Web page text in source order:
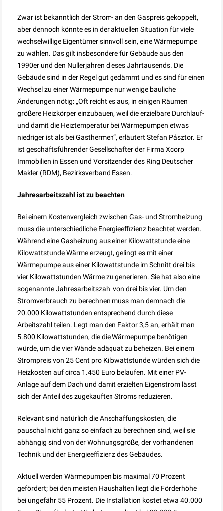
Zwar ist bekanntlich der Strom- an den Gaspreis gekoppelt,
aber dennoch könnte es in der aktuellen Situation für viele
wechselwillige Eigentümer sinnvoll sein, eine Wärmepumpe
zu wählen. Das gilt insbesondere für Gebäude aus den
1990er und den Nullerjahren dieses Jahrtausends. Die
Gebäude sind in der Regel gut gedämmt und es sind für einen
Wechsel zu einer Wärmepumpe nur wenige bauliche
Änderungen nötig: „Oft reicht es aus, in einigen Räumen
größere Heizkörper einzubauen, weil die erzielbare Durchlauf-
und damit die Heiztemperatur bei Wärmepumpen etwas
niedriger ist als bei Gasthermen“, erläutert Stefan Pásztor. Er
ist geschäftsführender Gesellschafter der Firma Xcorp
Immobilien in Essen und Vorsitzender des Ring Deutscher
Makler (RDM), Bezirksverband Essen.
Jahresarbeitszahl ist zu beachten
Bei einem Kostenvergleich zwischen Gas- und Stromheizung
muss die unterschiedliche Energieeffizienz beachtet werden.
Während eine Gasheizung aus einer Kilowattstunde eine
Kilowattstunde Wärme erzeugt, gelingt es mit einer
Wärmepumpe aus einer Kilowattstunde im Schnitt drei bis
vier Kilowattstunden Wärme zu generieren. Sie hat also eine
sogenannte Jahresarbeitszahl von drei bis vier. Um den
Stromverbrauch zu berechnen muss man demnach die
20.000 Kilowattstunden entsprechend durch diese
Arbeitszahl teilen. Legt man den Faktor 3,5 an, erhält man
5.800 Kilowattstunden, die die Wärmepumpe benötigen
würde, um die vier Wände adäquat zu beheizen. Bei einem
Strompreis von 25 Cent pro Kilowattstunde würden sich die
Heizkosten auf circa 1.450 Euro belaufen. Mit einer PV-
Anlage auf dem Dach und damit erzielten Eigenstrom lässt
sich der Anteil des zugekauften Stroms reduzieren.
Relevant sind natürlich die Anschaffungskosten, die
pauschal nicht ganz so einfach zu berechnen sind, weil sie
abhängig sind von der Wohnungsgröße, der vorhandenen
Technik und der Energieeffizienz des Gebäudes.
Aktuell werden Wärmepumpen bis maximal 70 Prozent
gefördert; bei den meisten Haushalten liegt die Förderhöhe
bei ungefähr 55 Prozent. Die Installation kostet etwa 40.000